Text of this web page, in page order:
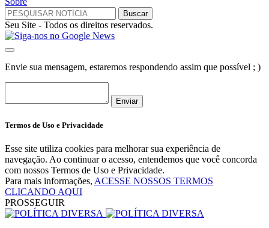
Seu Site - Todos os direitos reservados.
Envie sua mensagem, estaremos respondendo assim que possível ; )
Enviar
Termos de Uso e Privacidade
Esse site utiliza cookies para melhorar sua experiência de
navegação. Ao continuar o acesso, entendemos que você concorda
com nossos Termos de Uso e Privacidade.
Para mais informações, ACESSE NOSSOS TERMOS
CLICANDO AQUI
PROSSEGUIR